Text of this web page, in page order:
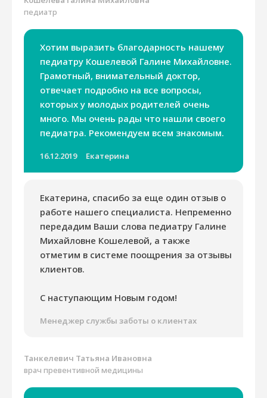
педиатр
Хотим выразить благодарность нашему
педиатру Кошелевой Галине Михайловне.
Грамотный, внимательный доктор,
отвечает подробно на все вопросы,
которых у молодых родителей очень
много. Мы очень рады что нашли своего
педиатра. Рекомендуем всем знакомым.
16.12.2019 Екатерина
Екатерина, спасибо за еще один отзыв о
работе нашего специалиста. Непременно
передадим Ваши слова педиатру Галине
Михайловне Кошелевой, а также
отметим в системе поощрения за отзывы
клиентов.
С наступающим Новым годом!
Менеджер службы заботы о клиентах
Танкелевич Татьяна Ивановна
врач превентивной медицины